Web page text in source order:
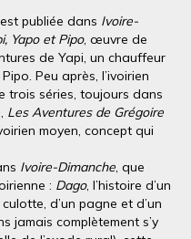
publiée dans Ivoire-
Yapo et Pipo, œuvre de
de Yapi, un chauffeur
Peu après, l’ivoirien
trois séries, toujours dans
Les Aventures de Grégoire
moyen, concept qui
Ivoire-Dimanche, que
: Dago, l’histoire d’un
d’un pagne et d’un
jamais complètement s’y